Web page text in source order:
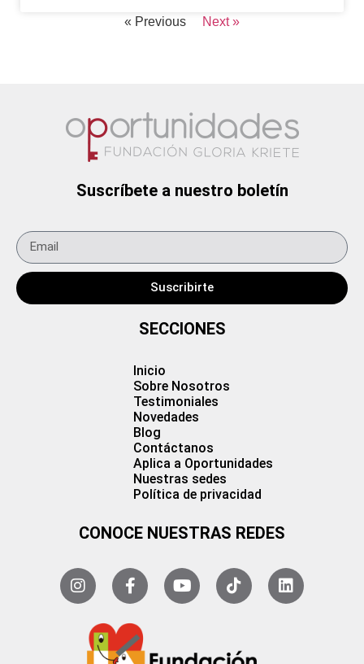
« Previous Next »
Suscríbete a nuestro boletín
Suscribirte
SECCIONES
Inicio
Sobre Nosotros
Testimoniales
Novedades
Blog
Contáctanos
Aplica a Oportunidades
Nuestras sedes
Política de privacidad
CONOCE NUESTRAS REDES